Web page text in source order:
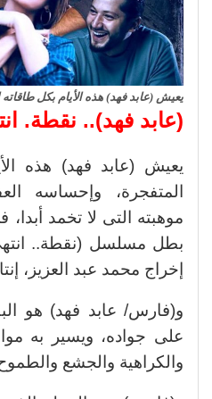
يعيش (عابد فهد) هذه الأيام بكل
(عابد فهد).. نقطة.
يعيش (عابد فهد) هذه
المتفجرة، وإحساسه
موهبته التى لا تخمد
بطل مسلسل (نقطة..
إخراج محمد عبد العزيز،
و(فارس/ عابد فهد) هو
على جواده، ويسير به
والكراهية والجشع